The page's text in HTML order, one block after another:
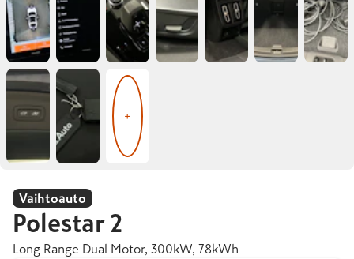
+
Vaihtoauto
Polestar 2
Long Range Dual Motor, 300kW, 78kWh